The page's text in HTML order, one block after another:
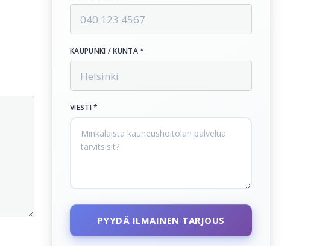
KAUPUNKI / KUNTA *
VIESTI *
PYYDÄ ILMAINEN TARJOUS